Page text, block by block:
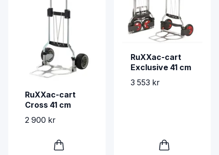
RuXXac-cart
Cross 41 cm
2 900 kr
RuXXac-cart
Exclusive 41 cm
3 553 kr